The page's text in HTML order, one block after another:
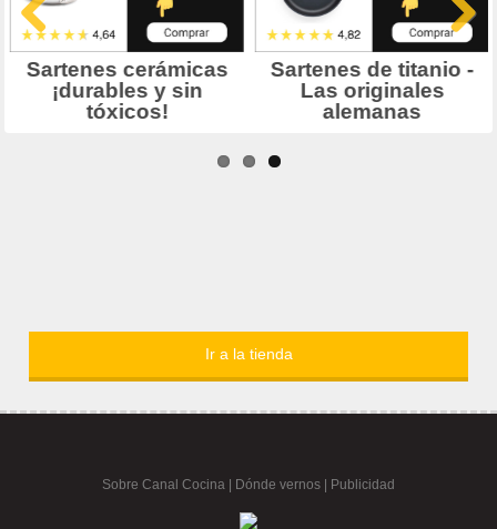
Ir a la tienda
Sobre Canal Cocina Dónde vernos | Publicidad